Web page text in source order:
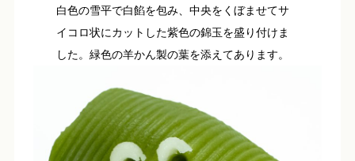
白色の雪平で白餡を包み、中央をくぼませてサ
イコロ状にカットした紫色の錦玉を盛り付けま
した。緑色の羊かん製の葉を添えてあります。